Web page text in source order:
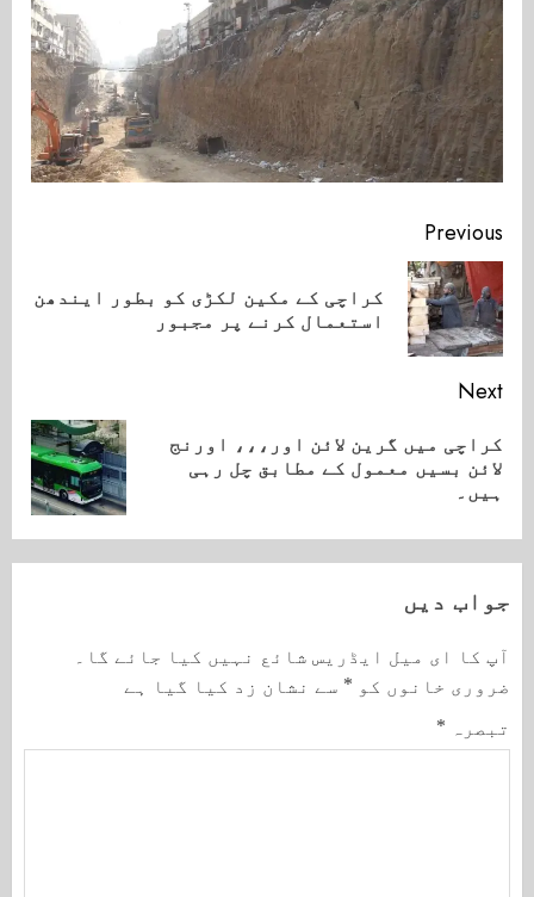
Continue
Reading
Previous
کراچی کے مکین لکڑی کو بطور ایندھن
استعمال کرنے پر مجبور
Next
Next
post:
کراچی میں گرین لائن اور،،، اورنج
لائن بسیں معمول کے مطابق چل رہی
ہیں۔
جواب دیں
آپ کا ای میل ایڈریس شائع نہیں کیا جائے گا۔
ضروری خانوں کو * سے نشان زد کیا گیا ہے
تبصرہ *